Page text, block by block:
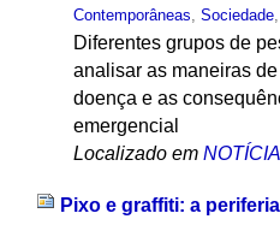
Contemporâneas, Sociedade,
Diferentes grupos de
analisar as maneiras
doença e as
emergencial
Localizado em
Pixo e graffiti: a